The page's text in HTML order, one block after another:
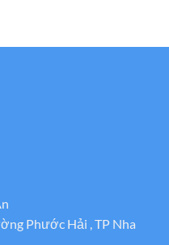
Phước Hải , TP Nha